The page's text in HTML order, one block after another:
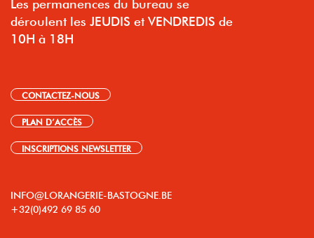
Les permanences du bureau se
déroulent les JEUDIS et VENDREDIS de
10H à 18H
CONTACTEZ-NOUS
PLAN D’ACCÈS
INSCRIPTIONS NEWSLETTER
INFO@LORANGERIE-BASTOGNE.BE
+32(0)492 69 85 60